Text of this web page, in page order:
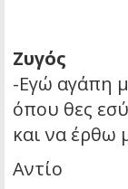
Ζυγός
-Εγώ αγάπη
όπου θες
και να έρθω
Αντίο